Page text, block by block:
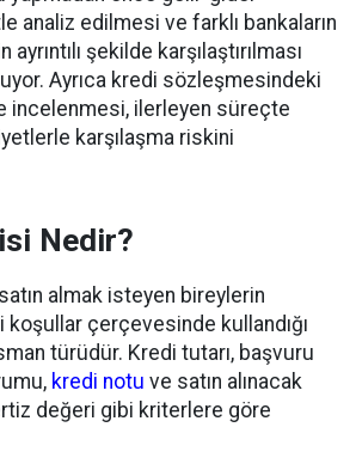
analiz edilmesi ve farklı bankaların
şekilde karşılaştırılması
Ayrıca kredi sözleşmesindeki
incelenmesi, ilerleyen süreçte
karşılaşma riskini
Nedir?
almak isteyen bireylerin
koşullar çerçevesinde kullandığı
türüdür. Kredi tutarı, başvuru
kredi notu ve satın alınacak
değeri gibi kriterlere göre